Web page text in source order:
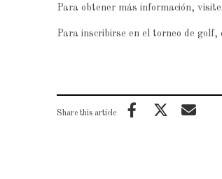
Para obtener más información, visite:
Para inscribirse en el torneo de golf,
Share this article